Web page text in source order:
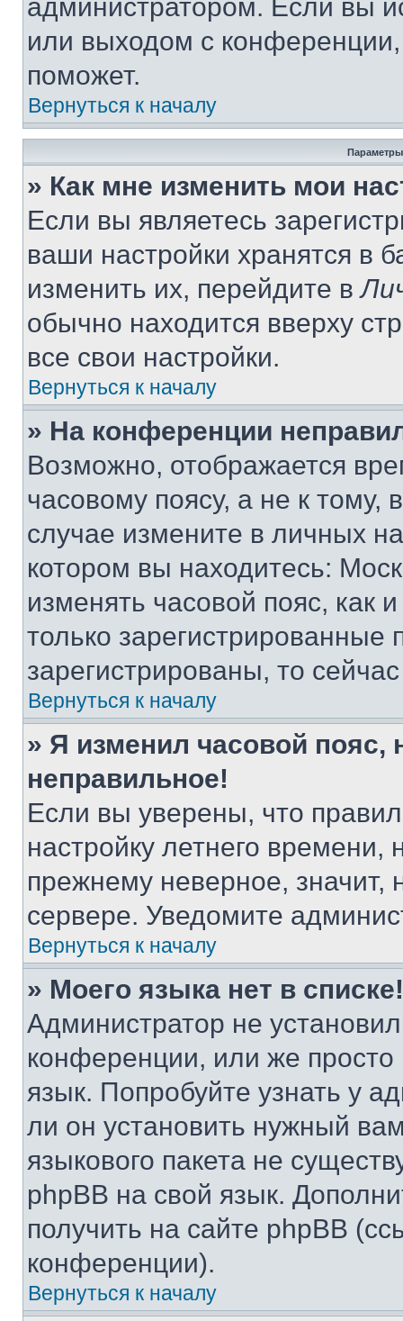
администратором. Если вы
или выходом с
поможет.
Вернуться к началу
Параметры
» Как мне изменить мои
Если вы являетесь
ваши настройки хранятся в
изменить их, перейдите в
обычно находится вверху
все свои настройки.
Вернуться к началу
» На конференции
Возможно, отображается
часовому поясу, а не к тому,
случае измените в личных
котором вы находитесь:
изменять часовой пояс, как
только
зарегистрированы, то
Вернуться к началу
» Я изменил часовой пояс,
неправильное!
Если вы уверены, что
настройку летнего
прежнему неверное, значит,
сервере. Уведомите
Вернуться к началу
» Моего языка нет в списке!
Администратор не
конференции, или же
язык. Попробуйте узнать у
ли он установить нужный
языкового пакета не
phpBB на свой язык.
получить на сайте phpBB
конференции).
Вернуться к началу